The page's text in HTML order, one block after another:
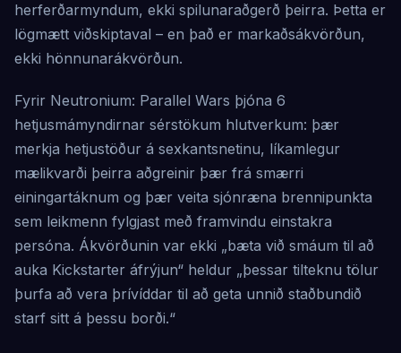
herferðarmyndum, ekki spilunaraðgerð þeirra. Þetta er
lögmætt viðskiptaval – en það er markaðsákvörðun,
ekki hönnunarákvörðun.
Fyrir Neutronium: Parallel Wars þjóna 6
hetjusmámyndirnar sérstökum hlutverkum: þær
merkja hetjustöður á sexkantsnetinu, líkamlegur
mælikvarði þeirra aðgreinir þær frá smærri
einingartáknum og þær veita sjónræna brennipunkta
sem leikmenn fylgjast með framvindu einstakra
persóna. Ákvörðunin var ekki „bæta við smáum til að
auka Kickstarter áfrýjun“ heldur „þessar tilteknu tölur
þurfa að vera þrívíddar til að geta unnið staðbundið
starf sitt á þessu borði.“